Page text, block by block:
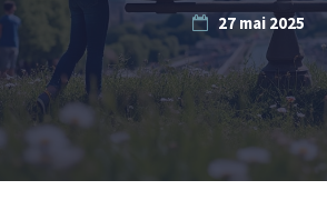
27 mai 2025